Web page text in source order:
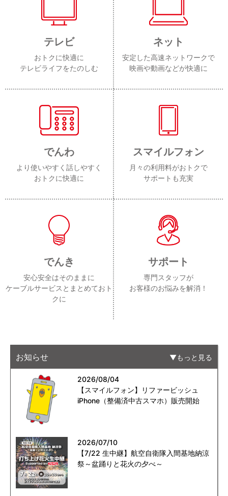
テレビ
おトクに快適に
テレビライフをたのしむ
ネット
安定した高速ネットワークで
映画や動画などが快適に
でんわ
より使いやすく話しやすく
おトクに快適に
スマイルフォン
月々の利用料がおトクで
サポートも充実
でんき
安心安全はそのままに
ケーブルサービスとまとめておト
クに
サポート
専門スタッフが
お客様のお悩みを解消！
お知らせ もっと見る
2026/08/04
【スマイルフォン】リファービッシュ
iPhone（整備済中古スマホ）販売開始
2026/07/10
【7/22 生中継】航空自衛隊入間基地納涼
祭～盆踊りと花火の夕べ～